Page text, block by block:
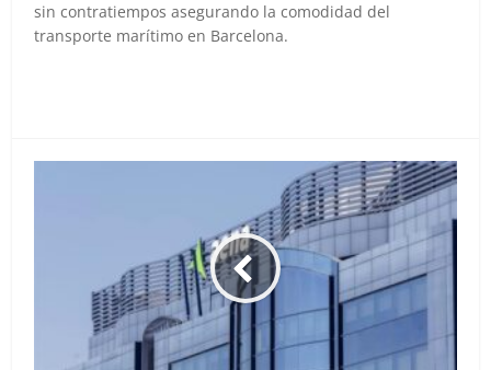
sin contratiempos asegurando la comodidad del
transporte marítimo en Barcelona.